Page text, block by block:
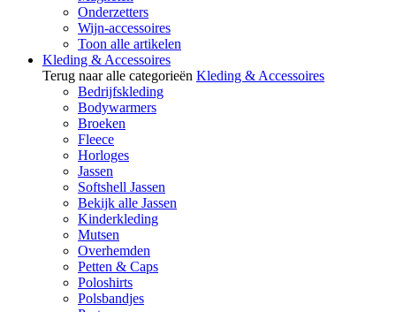
Onderzetters
Wijn-accessoires
Toon alle artikelen
Kleding & Accessoires
Terug naar alle categorieën Kleding & Accessoires
Bedrijfskleding
Bodywarmers
Broeken
Fleece
Horloges
Jassen
Softshell Jassen
Bekijk alle Jassen
Kinderkleding
Mutsen
Overhemden
Petten & Caps
Poloshirts
Polsbandjes